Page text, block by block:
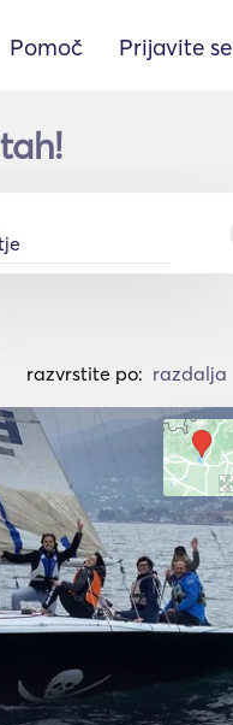
Pomoč Prijavite se
razvrstite po: